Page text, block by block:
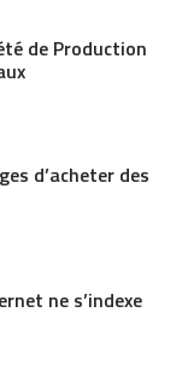
de Production
d’acheter des
ne s’indexe